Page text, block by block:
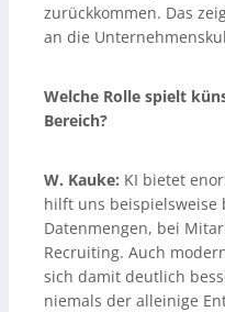
zurückkommen. Das
an die
Welche Rolle spielt
Bereich?
W. Kauke: KI bietet
hilft uns beispielsweise
Datenmengen, bei
Recruiting. Auch
sich damit deutlich
niemals der alleinige